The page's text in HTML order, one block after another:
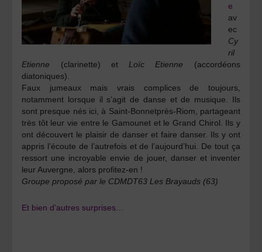
e
av
ec
Cy
ril
Etienne
(clarinette) et Loïc Etienne (accordéons
diatoniques).
Faux jumeaux mais vrais complices de toujours,
notamment lorsque il s’agit de danse et de musique. Ils
sont presque nés ici, à Saint-Bonnetprès-Riom, partageant
très tôt leur vie entre le Gamounet et le Grand Chirol. Ils y
ont découvert le plaisir de danser et faire danser. Ils y ont
appris l’écoute de l’autrefois et de l’aujourd’hui. De tout ça
ressort une incroyable envie de jouer, danser et inventer
leur Auvergne, alors profitez-en !
Groupe proposé par le CDMDT63 Les Brayauds (63)
Et bien d’autres surprises…